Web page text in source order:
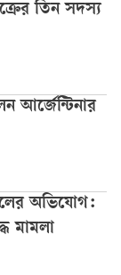
তিন সদস্য
আর্জেন্টিনার
অভিযোগ:
মামলা